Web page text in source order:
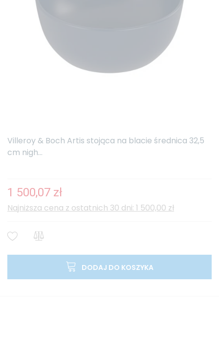
Villeroy & Boch Artis stojąca na blacie średnica 32,5
cm nigh...
1 500,07 zł
Najniższa cena z ostatnich 30 dni: 1 500,00 zł
DODAJ DO KOSZYKA